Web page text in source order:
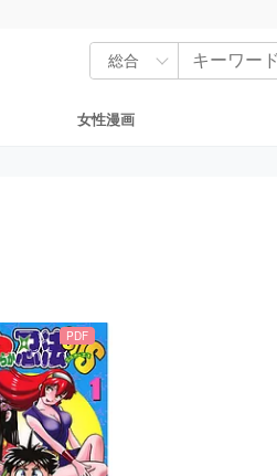
女性漫画
PDF